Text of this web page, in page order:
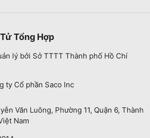
Tổng Hợp
lý bởi Sở TTTT Thành phố Hồ Chí
ty Cổ phần Saco Inc
Văn Luông, Phường 11, Quận 6, Thành
Nam